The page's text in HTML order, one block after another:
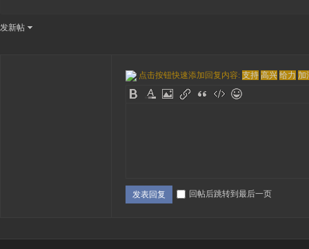
发新帖
点击按钮快速添加回复内容: 支持 高兴 给力 加
发表回复 回帖后跳转到最后一页